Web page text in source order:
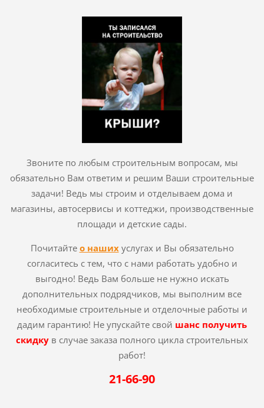
Звоните по любым строительным вопросам, мы
обязательно Вам ответим и решим Ваши строительные
задачи! Ведь мы строим и отделываем дома и
магазины, автосервисы и коттеджи, производственные
площади и детские сады.
Почитайте о нашихуслугах и Вы обязательно
согласитесь с тем, что с нами работать удобно и
выгодно! Ведь Вам больше не нужно искать
дополнительных подрядчиков, мы выполним все
необходимые строительные и отделочные работы и
дадим гарантию! Не упускайте свой шанс получить
скидку в случае заказа полного цикла строительных
работ!
21-66-90